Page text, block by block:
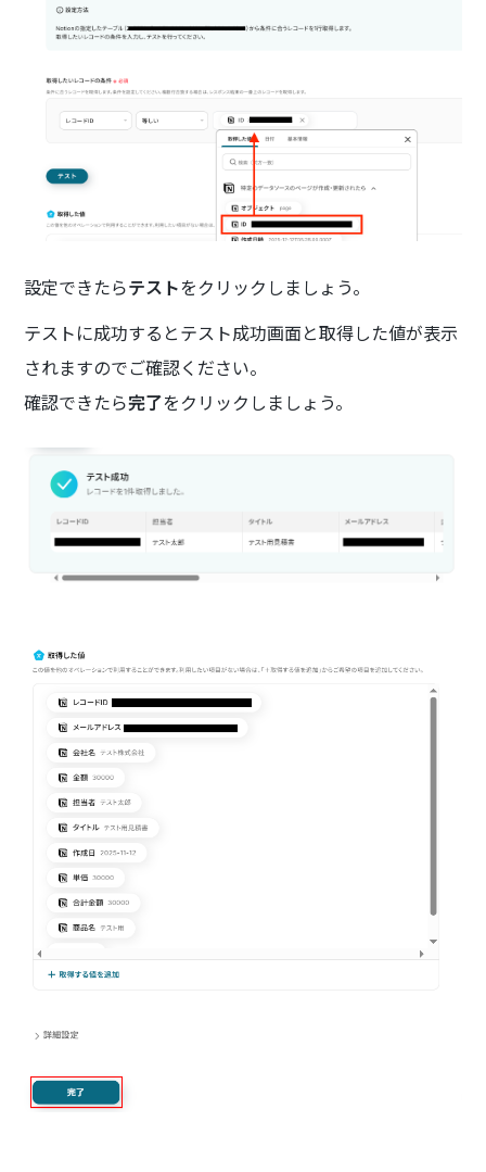
設定できたらテストをクリックしましょう。
テストに成功するとテスト成功画面と取得した値が表示
されますのでご確認ください。
確認できたら完了をクリックしましょう。